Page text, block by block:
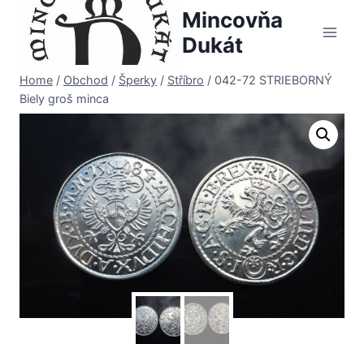
content
Mincovňa
Dukát
Home / Obchod / Šperky / Stříbro / 042-72 STRIEBORNÝ
Biely groš minca